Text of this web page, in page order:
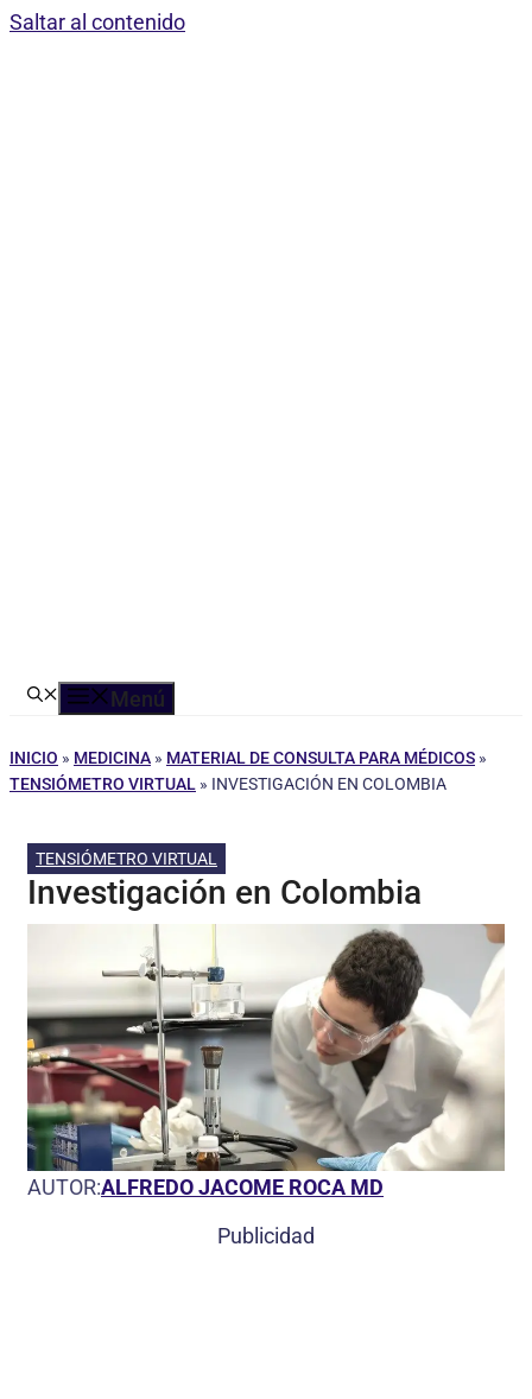
Saltar al contenido
Menú
INICIO » MEDICINA » MATERIAL DE CONSULTA PARA MÉDICOS »
TENSIÓMETRO VIRTUAL » INVESTIGACIÓN EN COLOMBIA
TENSIÓMETRO VIRTUAL
Investigación en Colombia
AUTOR:ALFREDO JACOME ROCA MD
Publicidad